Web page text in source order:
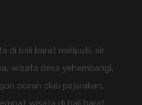
di bali barat meliputi, air
wisata desa yehembangl,
ocean club pejarakan,